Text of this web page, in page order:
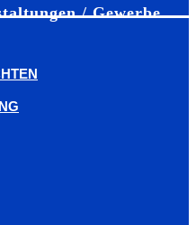
/ Gewerbe